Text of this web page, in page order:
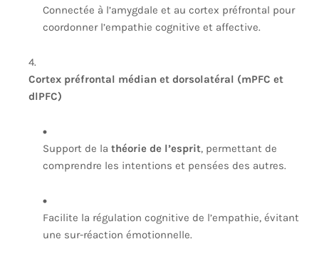
Connectée à l’amygdale et au cortex préfrontal pour
coordonner l’empathie cognitive et affective.
Cortex préfrontal médian et dorsolatéral (mPFC et
dlPFC)
Support de la théorie de l’esprit, permettant de
comprendre les intentions et pensées des autres.
Facilite la régulation cognitive de l’empathie, évitant
une sur-réaction émotionnelle.